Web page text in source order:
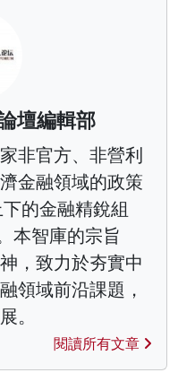
壇編輯部
非官方、非營利
金融領域的政策
的金融精銳組
本智庫的宗旨
，致力於夯實中
領域前沿課題，
。
閱讀所有文章